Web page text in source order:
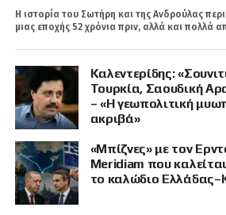
Η ιστορία του Σωτήρη και της Ανδρούλας
μιας εποχής 52 χρόνια πριν, αλλά και πολλά
Καλεντερίδης:
Τουρκία, Σαουδική
– «Η γεωπολιτική
ακριβά»
«Μπίζνες» με τον
Meridiam που
το καλώδιο